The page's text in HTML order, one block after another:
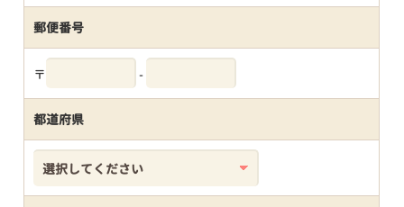
郵便番号
〒 -
都道府県